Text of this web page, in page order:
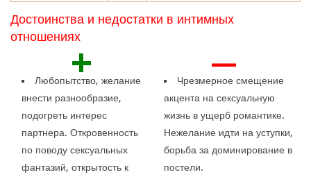
Достоинства и недостатки в интимных
отношениях
+
Любопытство, желание
внести разнообразие,
подогреть интерес
партнера. Откровенность
по поводу сексуальных
фантазий, открытость к
—
Чрезмерное смещение
акцента на сексуальную
жизнь в ущерб романтике.
Нежелание идти на уступки,
борьба за доминирование в
постели.